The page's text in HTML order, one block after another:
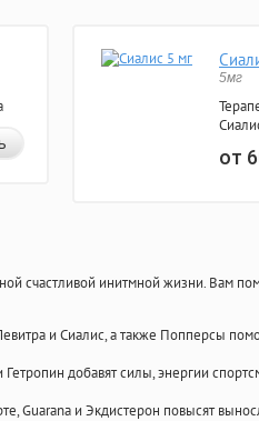
5мг
от
счастливой инитмной жизни. Вам
и Сиалис, а также Попперсы
добавят силы, энергии
Guarana и Экдистерон повысят